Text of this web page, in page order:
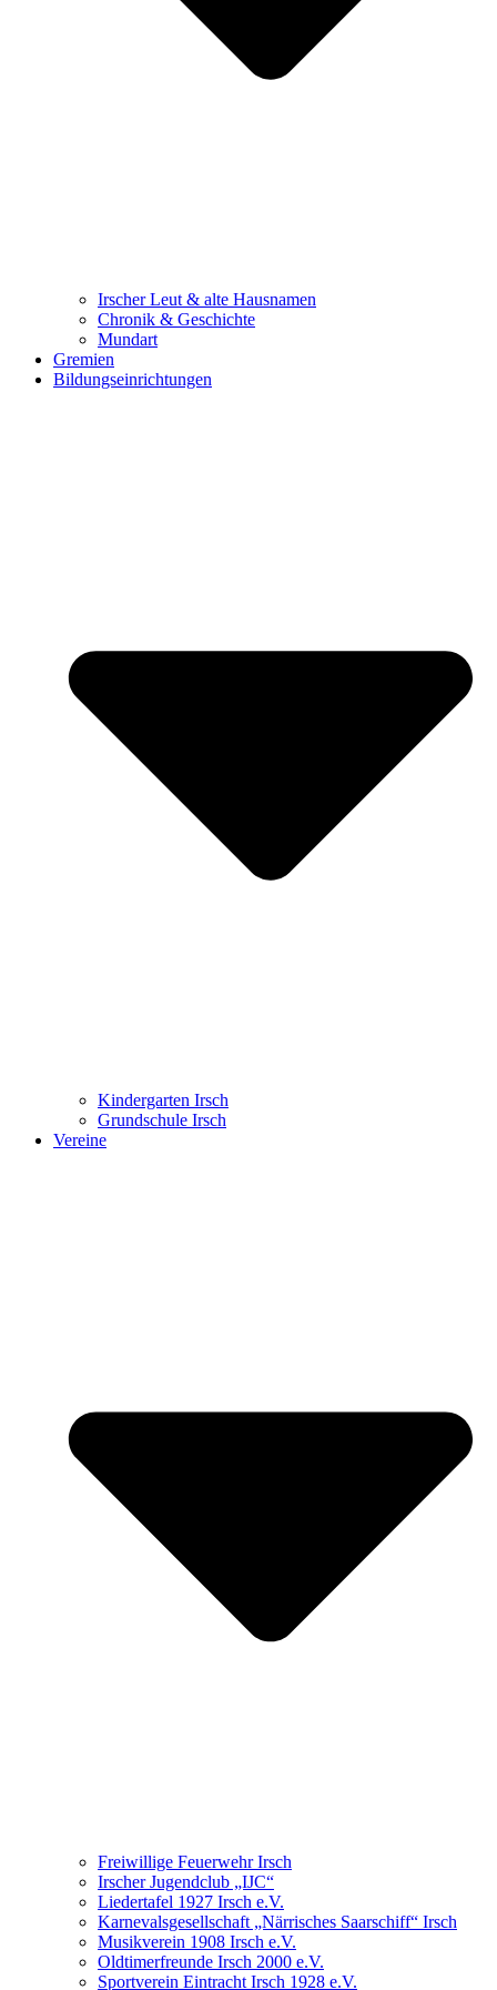
Irscher Leut & alte Hausnamen
Chronik & Geschichte
Mundart
Gremien
Bildungseinrichtungen
Kindergarten Irsch
Grundschule Irsch
Vereine
Freiwillige Feuerwehr Irsch
Irscher Jugendclub „IJC“
Liedertafel 1927 Irsch e.V.
Karnevalsgesellschaft „Närrisches Saarschiff“ Irsch
Musikverein 1908 Irsch e.V.
Oldtimerfreunde Irsch 2000 e.V.
Sportverein Eintracht Irsch 1928 e.V.